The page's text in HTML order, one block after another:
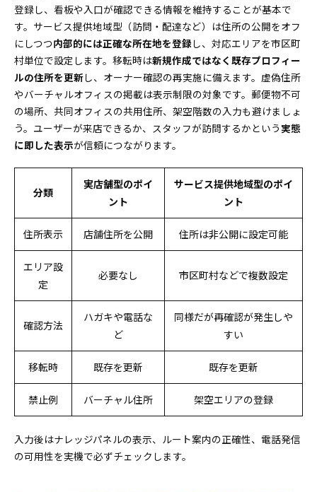
登録し、看板や入口が確認できる情報を維持することが基本で
す。サービス提供地域型（訪問・配達など）は住所の公開をオフ
にしつつ内部的には正確な所在地を登録し、対応エリアを市区町
村単位で設定します。移転時は新規作成ではなく既存プロフィー
ルの住所を更新し、オーナー確認の再実施に備えます。虚偽住所
やバーチャルオフィスの掲載は表示制限の対象です。郵便物不可
の場所、共同オフィスの共用住所、架空階数の入力も避けましょ
う。ユーザーが来店できるか、スタッフが訪問するかという 実態
に即した表示が信頼につながります。
分類
実店舗型のポイ
ント
サービス提供地域型のポイ
ント
住所表示 店舗住所を公開 住所は非公開に設定可能
エリア設
定
必要なし 市区町村などで複数設定
確認方法
ハガキや電話な
ど
同様だが再確認が発生しや
すい
移転時 既存を更新 既存を更新
禁止例 バーチャル住所 架空エリアの登録
入力後はナレッジパネルの表示、ルート案内の正確性、電話発信
の可用性を実機で必ずチェックします。